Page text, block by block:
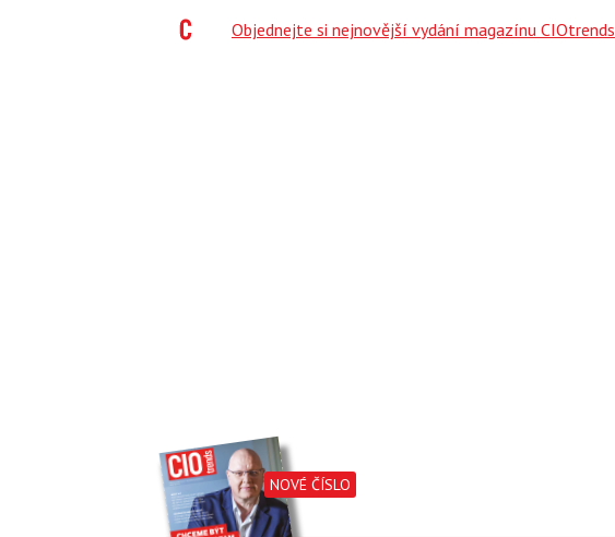
NOVÉ ČÍSLO
Objednejte si nejnovější vydání magazínu CIOtrends